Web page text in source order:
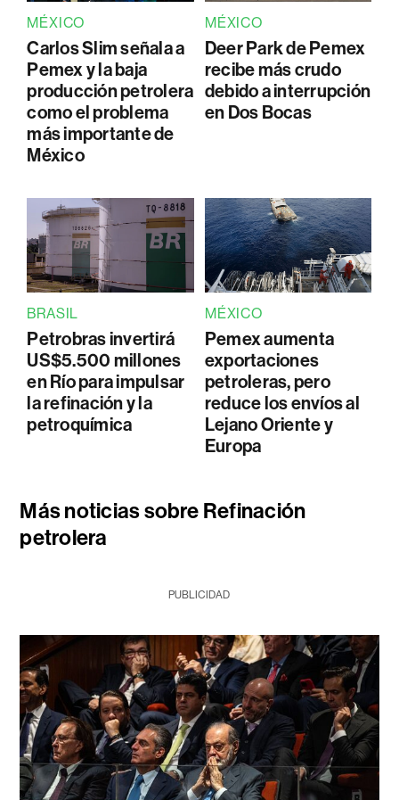
MÉXICO
Carlos Slim señala a
Pemex y la baja
producción petrolera
como el problema
más importante de
México
MÉXICO
Deer Park de Pemex
recibe más crudo
debido a interrupción
en Dos Bocas
BRASIL
Petrobras invertirá
US$5.500 millones
en Río para impulsar
la refinación y la
petroquímica
MÉXICO
Pemex aumenta
exportaciones
petroleras, pero
reduce los envíos al
Lejano Oriente y
Europa
Más noticias sobre Refinación
petrolera
PUBLICIDAD